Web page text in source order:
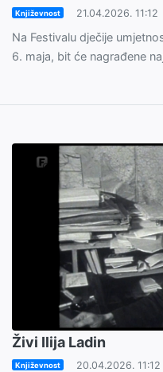
Književnost 21.04.2026. 11:12
Na Festivalu dječije
6. maja, bit će nagrađene
Živi Ilija Ladin
Književnost 20.04.2026. 11:12